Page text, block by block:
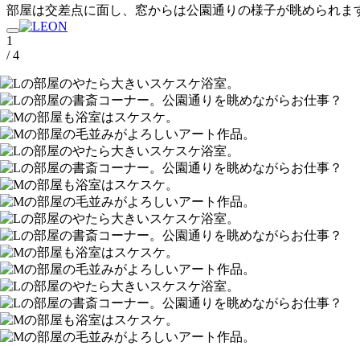
部屋は交差点に面し、窓からは公園通りの様子が眺められま
1
/ 4